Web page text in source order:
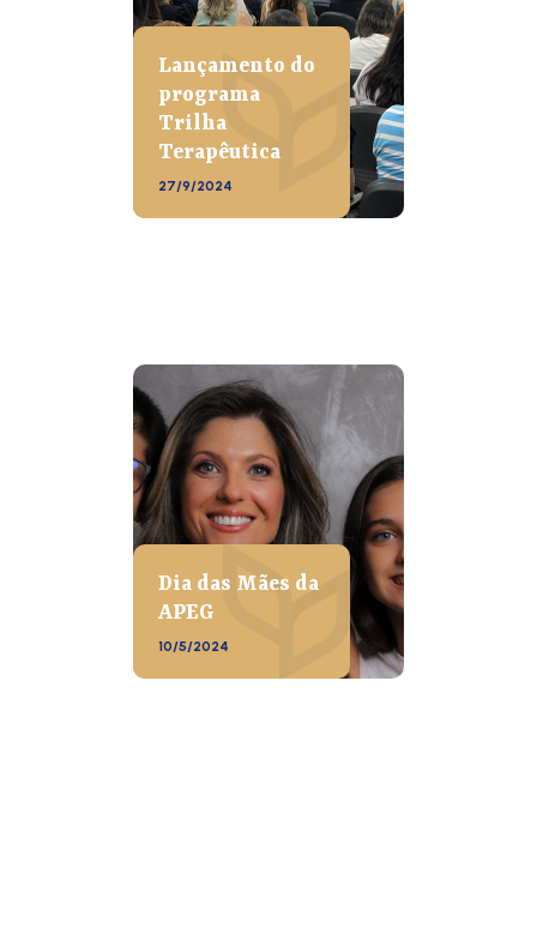
Lançamento do
programa
Trilha
Terapêutica
27/9/2024
Dia das Mães da
APEG
10/5/2024